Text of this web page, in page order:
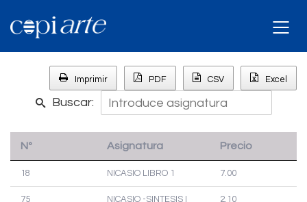
Excel
CSV
PDF
Imprimir
Buscar:
Nº Asignatura Precio
18 NICASIO LIBRO 1 7.00
75 NICASIO -SINTESIS I 2.10